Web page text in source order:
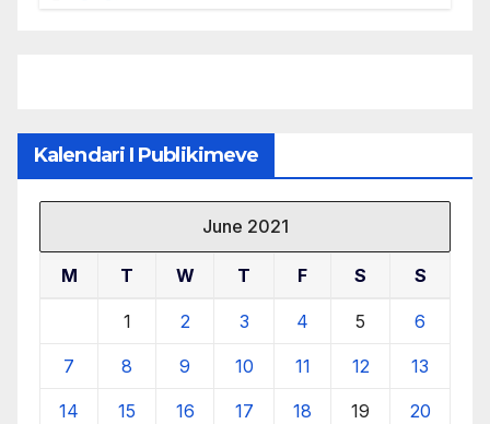
Kalendari I Publikimeve
June 2021
M T W T F S S
1 2 3 4 5 6
7 8 9 10 11 12 13
14 15 16 17 18 19 20